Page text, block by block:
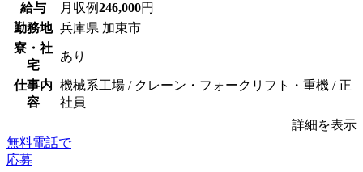
給与 月収例246,000円
勤務地 兵庫県 加東市
寮・社
宅
あり
仕事内
容
機械系工場 / クレーン・フォークリフト・重機 / 正
社員
詳細を表示
無料電話で
応募